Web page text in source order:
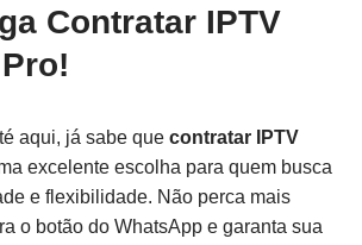
Contratar IPTV
aqui, já sabe que contratar IPTV
excelente escolha para quem busca
e flexibilidade. Não perca mais
o botão do WhatsApp e garanta sua